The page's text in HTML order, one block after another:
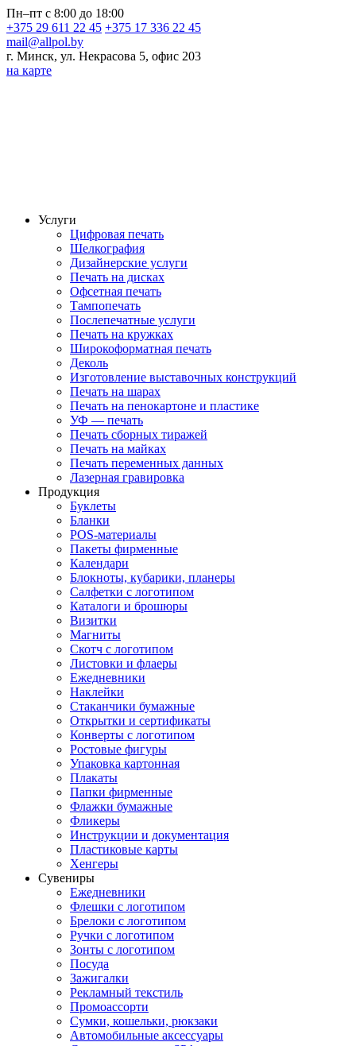
Пн–пт с 8:00 до 18:00
+375 29 611 22 45 +375 17 336 22 45
mail@allpol.by
г. Минск, ул. Некрасова 5, офис 203
на карте
Услуги
Цифровая печать
Шелкография
Дизайнерские услуги
Печать на дисках
Офсетная печать
Тампопечать
Послепечатные услуги
Печать на кружках
Широкоформатная печать
Деколь
Изготовление выставочных конструкций
Печать на шарах
Печать на пенокартоне и пластике
УФ — печать
Печать сборных тиражей
Печать на майках
Печать переменных данных
Лазерная гравировка
Продукция
Буклеты
Бланки
POS-материалы
Пакеты фирменные
Календари
Блокноты, кубарики, планеры
Салфетки с логотипом
Каталоги и брошюры
Визитки
Магниты
Скотч с логотипом
Листовки и флаеры
Ежедневники
Наклейки
Стаканчики бумажные
Открытки и сертификаты
Конверты с логотипом
Ростовые фигуры
Упаковка картонная
Плакаты
Папки фирменные
Флажки бумажные
Фликеры
Инструкции и документация
Пластиковые карты
Хенгеры
Сувениры
Ежедневники
Флешки с логотипом
Брелоки с логотипом
Ручки с логотипом
Зонты с логотипом
Посуда
Зажигалки
Рекламный текстиль
Промоассорти
Сумки, кошельки, рюкзаки
Автомобильные аксессуары